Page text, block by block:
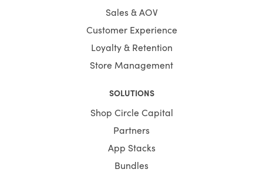
Sales & AOV
Customer Experience
Loyalty & Retention
Store Management
SOLUTIONS
Shop Circle Capital
Partners
App Stacks
Bundles